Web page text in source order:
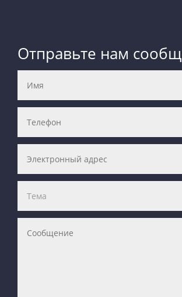
Отправьте нам